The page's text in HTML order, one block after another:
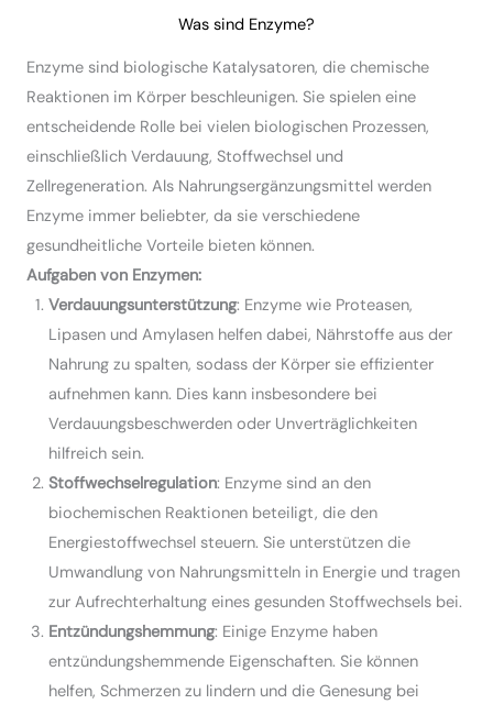
Was sind Enzyme?
Enzyme sind biologische Katalysatoren, die chemische
Reaktionen im Körper beschleunigen. Sie spielen eine
entscheidende Rolle bei vielen biologischen Prozessen,
einschließlich Verdauung, Stoffwechsel und
Zellregeneration. Als Nahrungsergänzungsmittel werden
Enzyme immer beliebter, da sie verschiedene
gesundheitliche Vorteile bieten können.
Aufgaben von Enzymen:
Verdauungsunterstützung: Enzyme wie Proteasen,
Lipasen und Amylasen helfen dabei, Nährstoffe aus der
Nahrung zu spalten, sodass der Körper sie effizienter
aufnehmen kann. Dies kann insbesondere bei
Verdauungsbeschwerden oder Unverträglichkeiten
hilfreich sein.
Stoffwechselregulation: Enzyme sind an den
biochemischen Reaktionen beteiligt, die den
Energiestoffwechsel steuern. Sie unterstützen die
Umwandlung von Nahrungsmitteln in Energie und tragen
zur Aufrechterhaltung eines gesunden Stoffwechsels bei.
Entzündungshemmung: Einige Enzyme haben
entzündungshemmende Eigenschaften. Sie können
helfen, Schmerzen zu lindern und die Genesung bei